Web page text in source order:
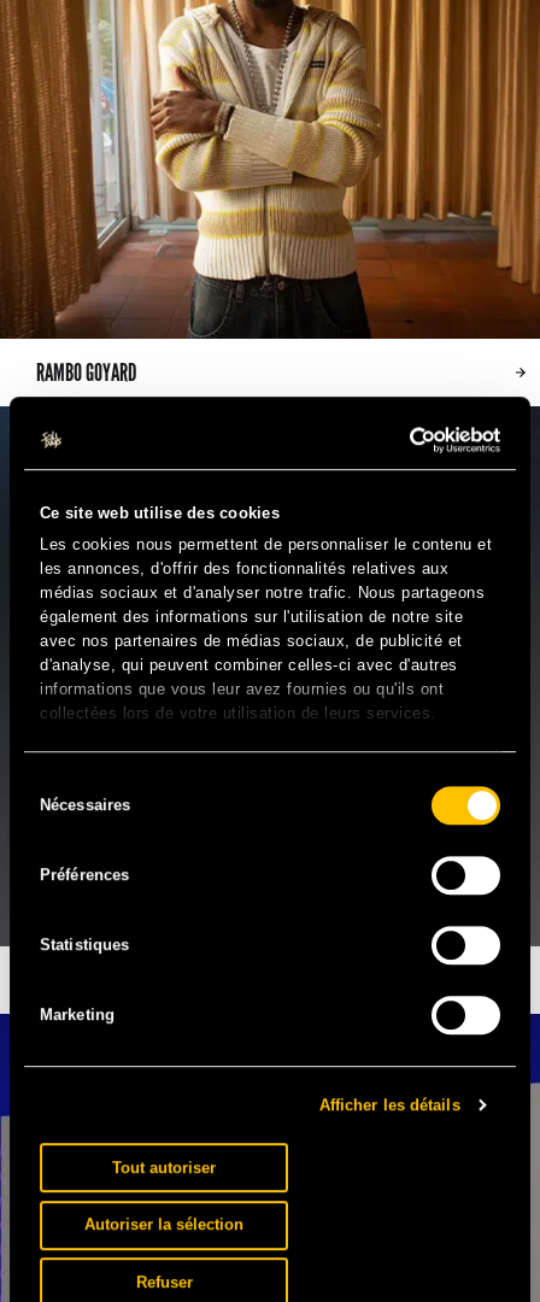
Ce site web utilise des cookies
Les cookies nous permettent de personnaliser le contenu et
les annonces, d'offrir des fonctionnalités relatives aux
médias sociaux et d'analyser notre trafic. Nous partageons
également des informations sur l'utilisation de notre site
avec nos partenaires de médias sociaux, de publicité et
d'analyse, qui peuvent combiner celles-ci avec d'autres
informations que vous leur avez fournies ou qu'ils ont
collectées lors de votre utilisation de leurs services.
duNécessaires
Préférences
Statistiques
Marketing
Afficher les détails
Tout autoriser
Autoriser la sélection
Refuser
RAMBO GOYARD